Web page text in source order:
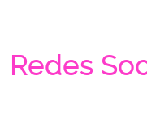
Redes